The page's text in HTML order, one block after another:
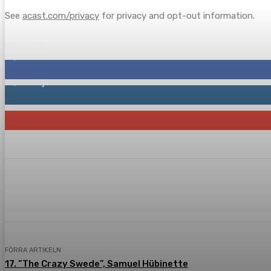
See acast.com/privacy for privacy and opt-out information.
FÖRRA ARTIKELN
17. ”The Crazy Swede”, Samuel Hübinette